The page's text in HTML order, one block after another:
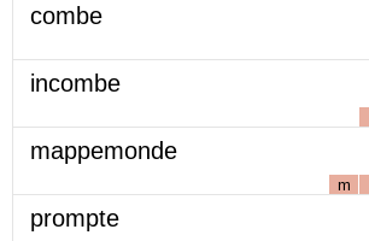
combe
incombe
mappemonde
m
prompte